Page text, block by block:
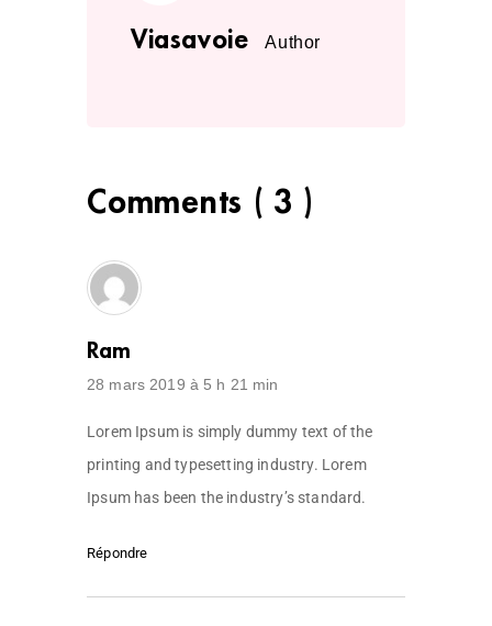
Author
Viasavoie
Comments ( 3 )
Ram
28 mars 2019 à 5 h 21 min
Lorem Ipsum is simply dummy text of the
printing and typesetting industry. Lorem
Ipsum has been the industry’s standard.
Répondre